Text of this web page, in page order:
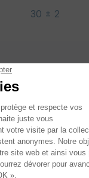
30 ± 2
30 ± 2